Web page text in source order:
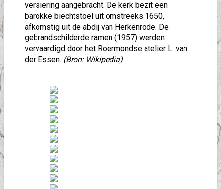
versiering aangebracht. De kerk bezit een
barokke biechtstoel uit omstreeks 1650,
afkomstig uit de abdij van Herkenrode. De
gebrandschilderde ramen (1957) werden
vervaardigd door het Roermondse atelier L. van
der Essen. (Bron: Wikipedia)